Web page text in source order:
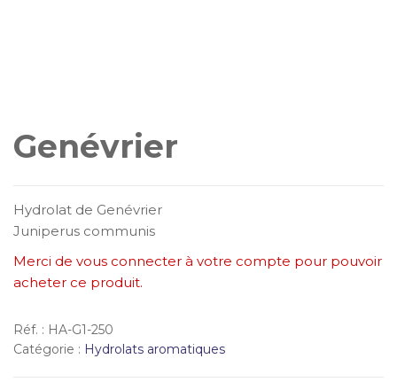
Genévrier
Hydrolat de Genévrier
Juniperus communis
Merci de vous connecter à votre compte pour pouvoir
acheter ce produit.
Réf. : HA-G1-250
Catégorie : Hydrolats aromatiques